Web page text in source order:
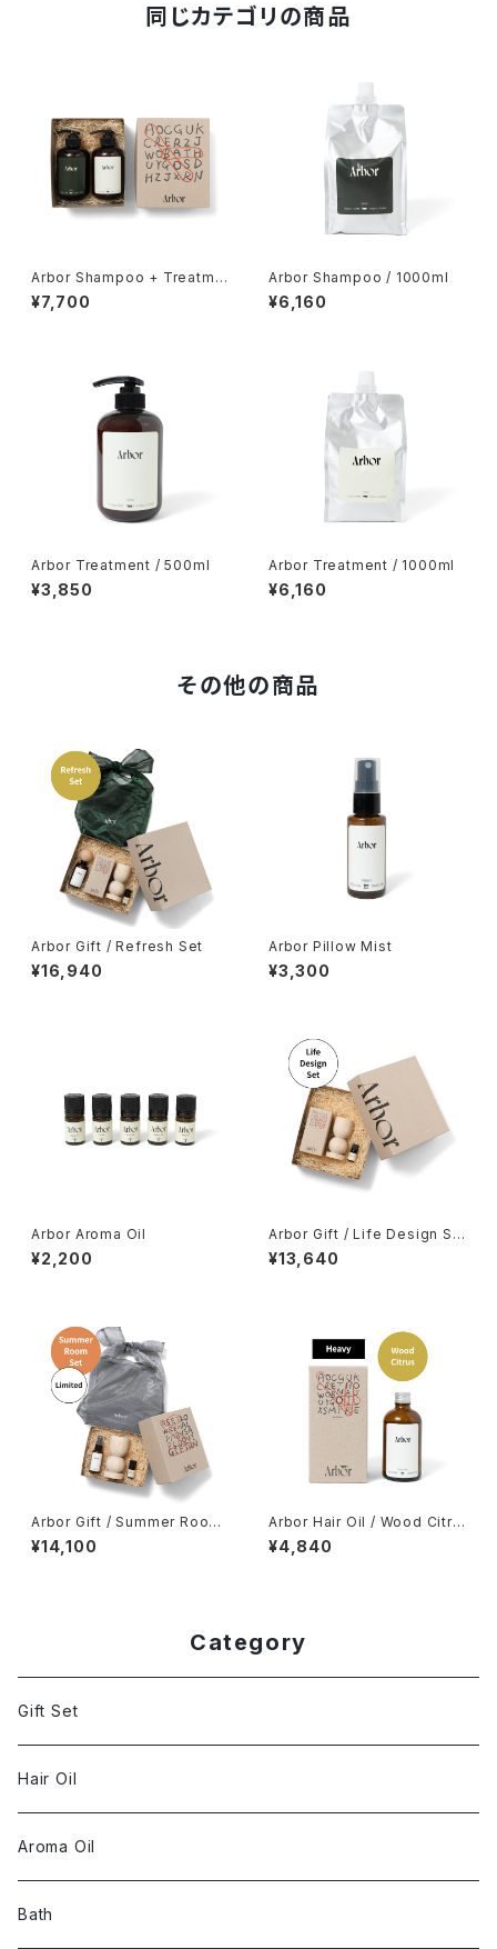
同じカテゴリの商品
Arbor Shampoo + Treatme
nt Set
¥7,700
Arbor Shampoo / 1000ml
¥6,160
Arbor Treatment / 500ml
¥3,850
Arbor Treatment / 1000ml
¥6,160
その他の商品
Arbor Gift / Refresh Set
¥16,940
Arbor Pillow Mist
¥3,300
Arbor Aroma Oil
¥2,200
Arbor Gift / Life Design Se
t
¥13,640
Arbor Gift / Summer Room
Set
¥14,100
Arbor Hair Oil / Wood Citru
s
¥4,840
Category
Gift Set
Hair Oil
Aroma Oil
Bath